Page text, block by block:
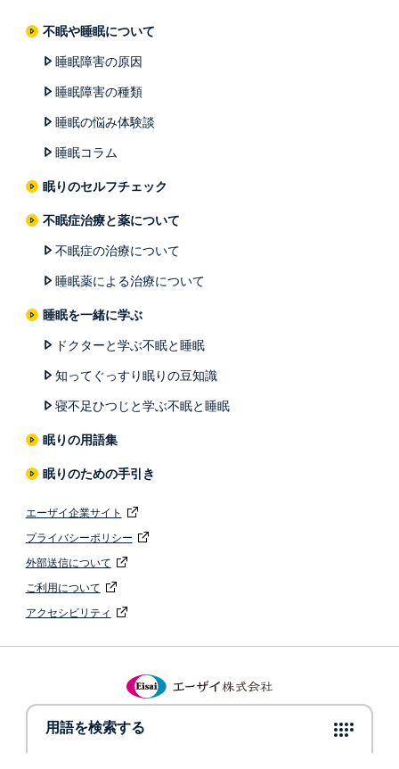
用語を検索する
不眠や睡眠について
睡眠障害の原因
睡眠障害の種類
睡眠の悩み体験談
睡眠コラム
眠りのセルフチェック
不眠症治療と薬について
不眠症の治療について
睡眠薬による治療について
睡眠を一緒に学ぶ
ドクターと学ぶ不眠と睡眠
知ってぐっすり眠りの豆知識
寝不足ひつじと学ぶ不眠と睡眠
眠りの用語集
眠りのための手引き
エーザイ企業サイト
プライバシーポリシー
外部送信について
ご利用について
アクセシビリティ